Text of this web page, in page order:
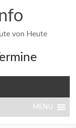
von Heute
MENU